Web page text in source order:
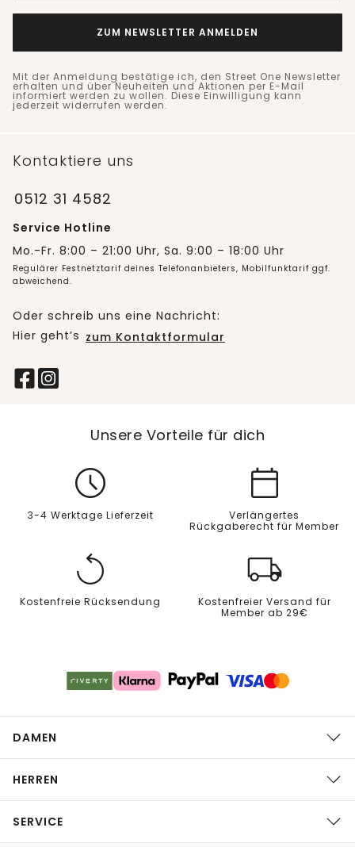
ZUM NEWSLETTER ANMELDEN
Mit der Anmeldung bestätige ich, den Street One Newsletter
erhalten und über Neuheiten und Aktionen per E-Mail
informiert werden zu wollen. Diese Einwilligung kann
jederzeit widerrufen werden.
Kontaktiere uns
0512 31 4582
Service Hotline
Mo.-Fr. 8:00 – 21:00 Uhr, Sa. 9:00 – 18:00 Uhr
Regulärer Festnetztarif deines Telefonanbieters, Mobilfunktarif ggf.
abweichend.
Oder schreib uns eine Nachricht:
Hier geht’s zum Kontaktformular
Unsere Vorteile für dich
3-4 Werktage Lieferzeit
Verlängertes
Rückgaberecht für Member
Kostenfreie Rücksendung
Kostenfreier Versand für
Member ab 29€
DAMEN
HERREN
SERVICE